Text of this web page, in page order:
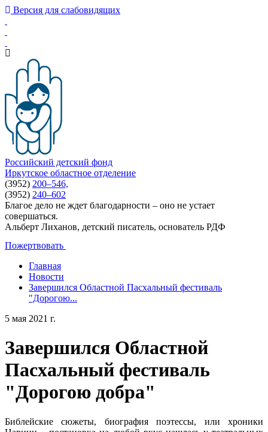
Версия для слабовидящих
Российский детский фонд
Иркутское областное отделение
(3952) 200–546,
(3952) 240–602
Благое дело не ждет благодарности – оно не устает
совершаться.
Альберт Лиханов, детский писатель, основатель РДФ
Пожертвовать
Главная
Новости
Завершился Областной Пасхальный фестиваль
"Дорогою...
5 мая 2021 г.
Завершился Областной
Пасхальный фестиваль
"Дорогою добра"
Библейские сюжеты, биография поэтессы, или хроники